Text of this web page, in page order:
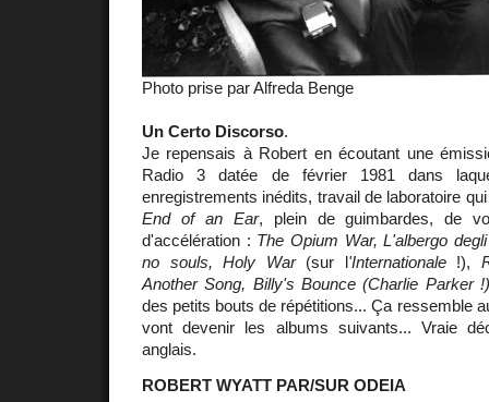
Photo prise par Alfreda Benge
Un Certo Discorso.
Je repensais à Robert en écoutant une
Radio 3 datée de février 1981 dans
enregistrements inédits, travail de laboratoire
End of an Ear, plein de guimbardes, de
d'accélération : The Opium War, L'albergo
no souls, Holy War(sur l'Internationale!),
Another Song, Billy's Bounce (Charlie Parker
des petits bouts de répétitions... Ça ressemble
vont devenir les albums suivants... Vraie
anglais.
ROBERT WYATT PAR/SUR ODEIA